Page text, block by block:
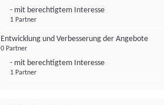
- mit berechtigtem Interesse
1 Partner
Entwicklung und Verbesserung der Angebote
0 Partner
- mit berechtigtem Interesse
1 Partner